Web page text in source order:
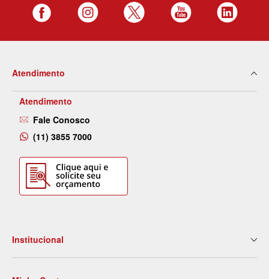
Atendimento
Atendimento
Fale Conosco
(11) 3855 7000
Institucional